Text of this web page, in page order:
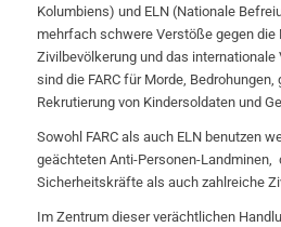
Kolumbiens) und ELN (Nationale
mehrfach schwere Verstöße gegen die
Zivilbevölkerung und das
sind die FARC für Morde,
Rekrutierung von Kindersoldaten und
Sowohl FARC als auch ELN benutzen
geächteten Anti-Personen-Landminen,
Sicherheitskräfte als auch zahlreiche
Im Zentrum dieser verächtlichen